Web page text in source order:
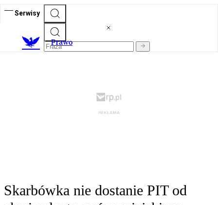
Serwisy
Prawo
Skarbówka nie dostanie PIT od